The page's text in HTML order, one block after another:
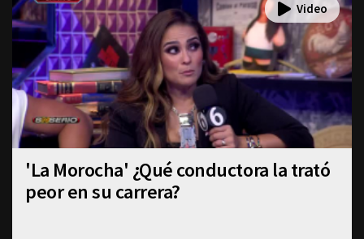
'La Morocha' ¿Qué conductora la trató
peor en su carrera?